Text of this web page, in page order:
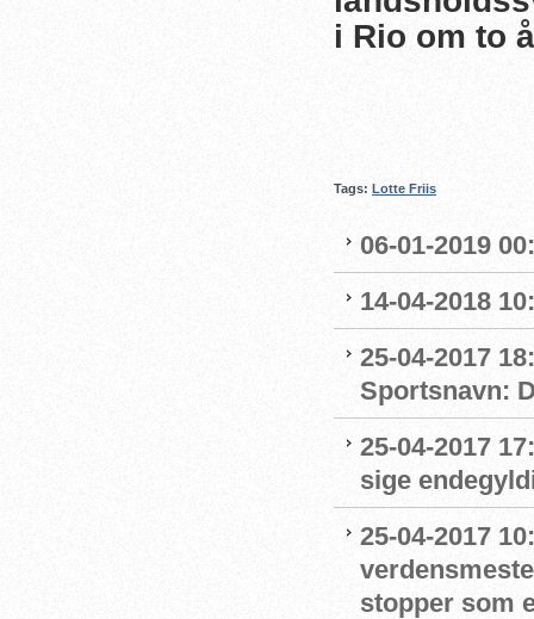
i Rio om to
Tags: Lotte Friis
06-01-2019
14-04-2018
25-04-2017
Sportsnavn:
25-04-2017
sige
25-04-2017
stopper som